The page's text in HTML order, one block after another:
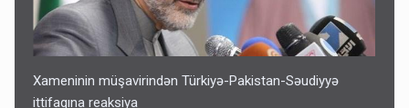
Xameninin müşavirindən Türkiyə-Pakistan-Səudiyyə
ittifaqına reaksiya